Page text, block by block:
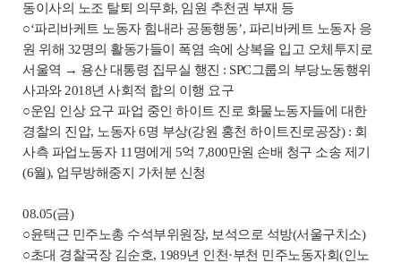
동이사의 노조 탈퇴 의무화, 임원 추천권 부재 등
○‘파리바케트 노동자 힘내라 공동행동’, 파리바케트 노동자 응
원 위해 32명의 활동가들이 폭염 속에 상복을 입고 오체투지로
서울역 → 용산 대통령 집무실 행진 : SPC그룹의 부당노동행위
사과와 2018년 사회적 합의 이행 요구
○운임 인상 요구 파업 중인 하이트 진로 화물노동자들에 대한
경찰의 진압, 노동자 6명 부상(강원 홍천 하이트진로공장) : 회
사측 파업노동자 11명에게 5억 7,800만원 손배 청구 소송 제기
(6월), 업무방해중지 가처분 신청
08.05(금)
○윤택근 민주노총 수석부위원장, 보석으로 석방(서울구치소)
○초대 경찰국장 김순호, 1989년 인천·부천 민주노동자회(인노